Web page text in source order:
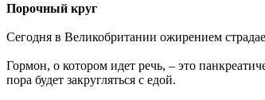
Порочный круг
Сегодня в Великобритании ожирением
Гормон, о котором идет речь, – это
пора будет закругляться с едой.